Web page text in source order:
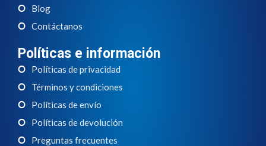
Blog
Contáctanos
Políticas e información
Políticas de privacidad
Términos y condiciones
Políticas de envío
Políticas de devolución
Preguntas frecuentes